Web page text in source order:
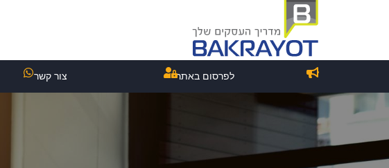
לפרסום באתר צור קשר